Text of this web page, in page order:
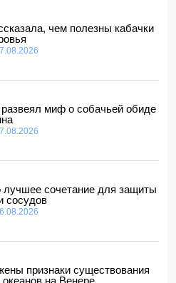
на 8 августа
с зарплатой до 10
чем полезны кабачки
развеял миф о собачьей обиде
лучшее сочетание для защиты
сосудов
признаки существования
океанов на Венере